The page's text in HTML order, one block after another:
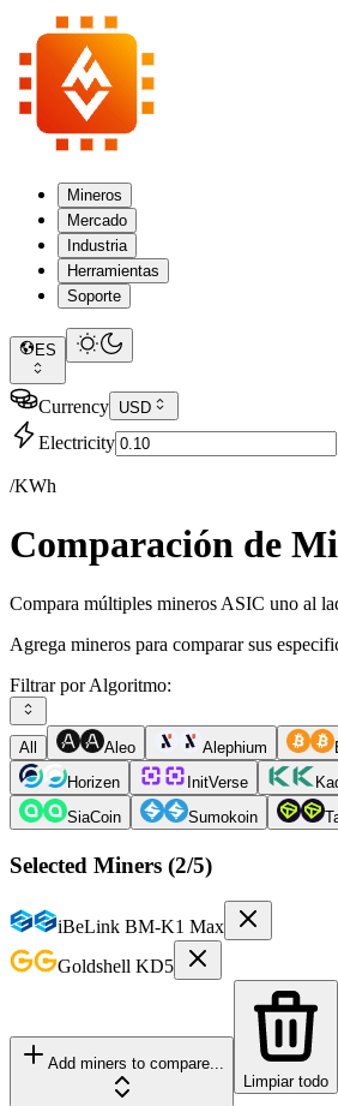
Mineros
Mercado
Industria
Herramientas
Soporte
ES
Currency USD
Electricity
/KWh
Comparación de
Compara múltiples mineros ASIC uno al
Agrega mineros para comparar sus
Filtrar por Algoritmo:
All Aleo Alephium
Horizen
InitVerse
SiaCoin
Sumokoin
Selected Miners (2/5)
iBeLink BM-K1 Max
Goldshell KD5
Add miners to compare...
Limpiar todo